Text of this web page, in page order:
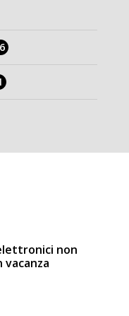
non
vacanza